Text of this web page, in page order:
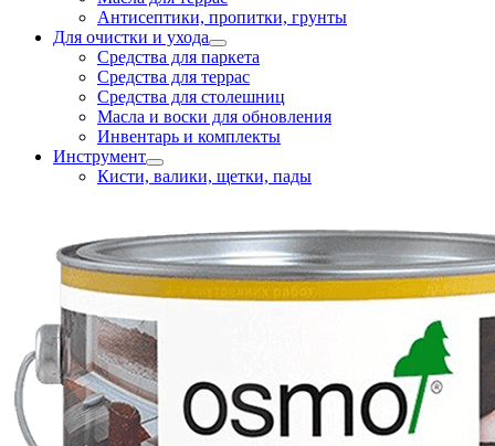
Антисептики, пропитки, грунты
Для очистки и ухода
Средства для паркета
Средства для террас
Средства для столешниц
Масла и воски для обновления
Инвентарь и комплекты
Инструмент
Кисти, валики, щетки, пады